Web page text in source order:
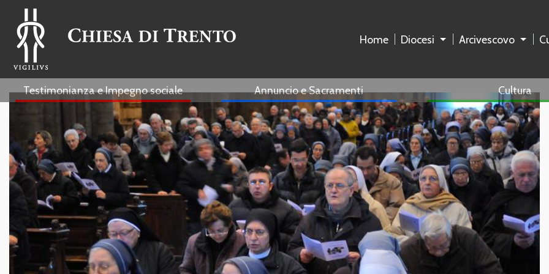
Home Diocesi Arcivescovo
Testimonianza e Impegno sociale Annuncio e Sacramenti Cultura